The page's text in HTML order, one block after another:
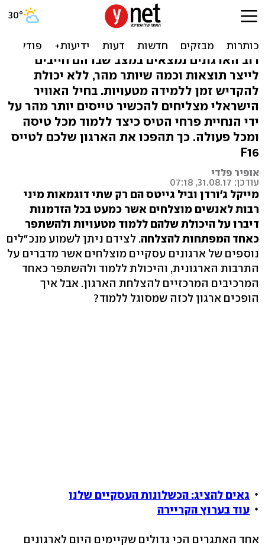
כמו טייסים: ארגון מצליח
חייב ללמוד מטעויות
רוב הארגונים נמצאים במצב שבו הם חייבים
לייצר תוצאות וכמה שיותר מהר, ללא יכולת
להקדיש זמן ללמידה מטעויות. בחיל האוויר
הישראלי מצליחים להכשיר טייסים יותר מהר על
ידי הנחיית פרחי הטיס כיצד ללמוד מכל טיסה
ומכל פעולה. כך תהפכו את הארגון שלכם לטייס
F16
אופיר פלדי
עודכן: 31.08.17, 07:18
מייקל ג'ורדן וביל גייטס הם רק שתי דוגמאות מיני
רבות לאנשים מוצלחים אשר כמעט בכל הזדמנות
דיברו על היכולת שלהם ללמוד מטעויות ולהשתפר
כאחד המפתחות להצלחה. לצידם ניתן לשמוע מנכ"לים
נוספים של ארגונים עסקיים מוצלחים אשר מדברים על
התרבות הארגונית, והיכולת ללמוד ולהשתפר כאחד
המרכיבים המרכזיים להצלחת הארגון. אבל איך
הופכים ארגון לכזה שמסוגל ללמוד?
גאים להציג: הכשלונות העסקיים שלנו
עוד בערוץ הקריירה
אחד האתגרים הכי גדולים שקיימים היום לארגונים